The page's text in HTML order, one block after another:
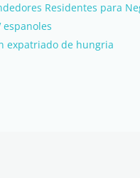
Residentes para
espanoles
expatriado de hungria